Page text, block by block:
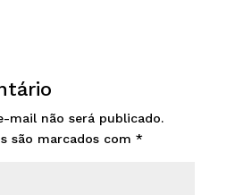
mail não será publicado.
são marcados com *